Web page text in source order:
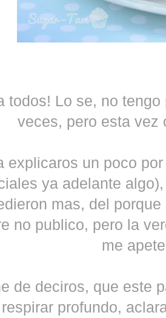
todos! Lo se, no
veces, pero esta vez
explicaros un poco
ya adelante
mas, del
no publico, pero la
me
de deciros, que este
profundo,